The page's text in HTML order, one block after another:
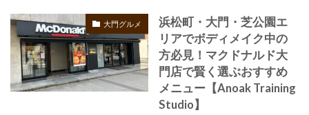
大門グルメ
浜松町・大門・芝公園エ
リアでボディメイク中の
方必見！マクドナルド大
門店で賢く選ぶおすすめ
メニュー【Anoak Training
Studio】